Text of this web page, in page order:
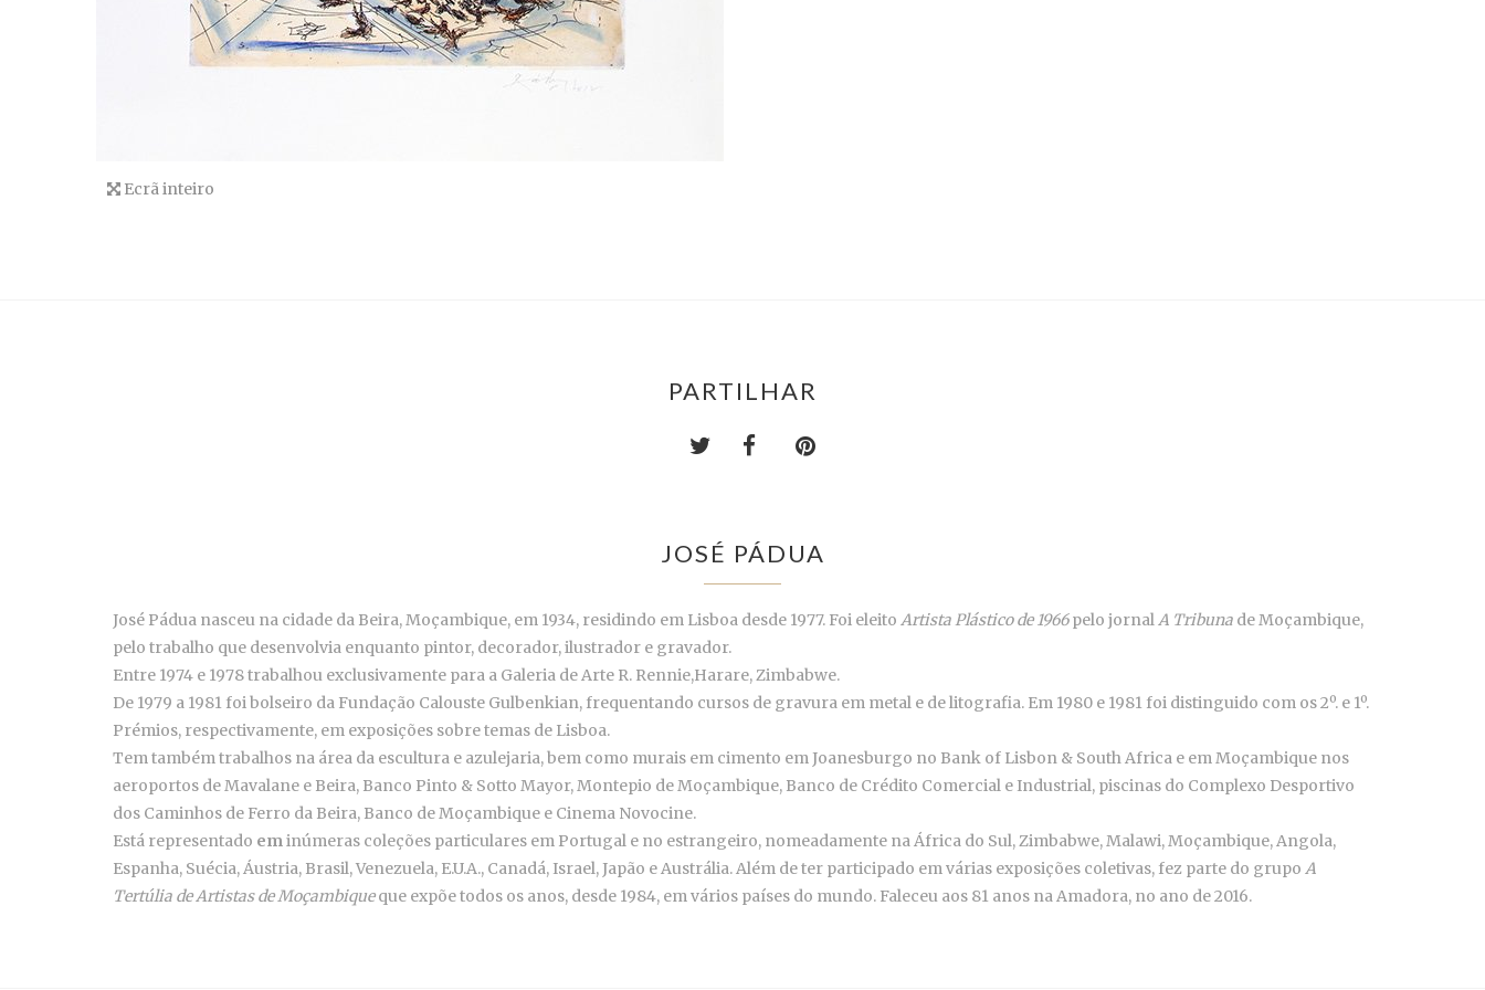
Ecrã inteiro
PARTILHAR
JOSÉ PÁDUA
José Pádua nasceu na cidade da Beira, Moçambique, em 1934, residindo em Lisboa desde 1977. Foi eleito Artista Plástico de 1966pelo jornal A Tribuna de Moçambique,
pelo trabalho que desenvolvia enquanto pintor, decorador, ilustrador e gravador.
Entre 1974 e 1978 trabalhou exclusivamente para a Galeria de Arte R. Rennie,Harare, Zimbabwe.
De 1979 a 1981 foi bolseiro da Fundação Calouste Gulbenkian, frequentando cursos de gravura em metal e de litografia. Em 1980 e 1981 foi distinguido com os 2º. e 1º.
Prémios, respectivamente, em exposições sobre temas de Lisboa.
Tem também trabalhos na área da escultura e azulejaria, bem como murais em cimento em Joanesburgo no Bank of Lisbon & South Africa e em Moçambique nos
aeroportos de Mavalane e Beira, Banco Pinto & Sotto Mayor, Montepio de Moçambique, Banco de Crédito Comercial e Industrial, piscinas do Complexo Desportivo
dos Caminhos de Ferro da Beira, Banco de Moçambique e Cinema Novocine.
Está representado em inúmeras coleções particulares em Portugal e no estrangeiro, nomeadamente na África do Sul, Zimbabwe, Malawi, Moçambique, Angola,
Espanha, Suécia, Áustria, Brasil, Venezuela, E.U.A., Canadá, Israel, Japão e Austrália. Além de ter participado em várias exposições coletivas, fez parte do grupo A
Tertúlia de Artistas de Moçambiqueque expõe todos os anos, desde 1984, em vários países do mundo. Faleceu aos 81 anos na Amadora, no ano de 2016.